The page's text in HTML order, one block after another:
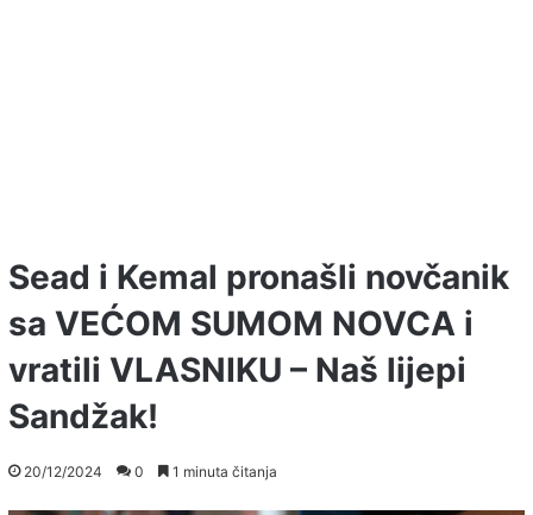
Sead i Kemal pronašli novčanik
sa VEĆOM SUMOM NOVCA i
vratili VLASNIKU – Naš lijepi
Sandžak!
20/12/2024 0 1 minuta čitanja